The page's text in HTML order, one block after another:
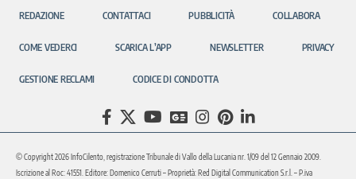
REDAZIONE CONTATTACI PUBBLICITÀ COLLABORA
COME VEDERCI SCARICA L’APP NEWSLETTER PRIVACY
GESTIONE RECLAMI CODICE DI CONDOTTA
© Copyright 2026 InfoCilento, registrazione Tribunale di Vallo della Lucania nr. 1/09 del 12 Gennaio 2009.
Iscrizione al Roc: 41551. Editore: Domenico Cerruti – Proprietà: Red Digital Communication S.r.l. – P.iva